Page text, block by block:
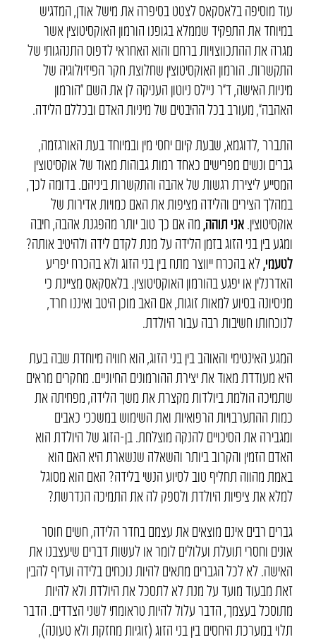
עוד מוסיפה בלאסקאס לצטט בסיפרה את מישל אודן, המדגיש
במיוחד את התפקיד שממלא בגופנו הורמון האוקסיטוצין אשר
מגרה את ההתכווצויות ברחם והוא האחראי לדפוס התנהגותי של
התקשרות. הורמון האוקסיטוצין שחלוצת חקר הפיזיולוגיה של
מיניות האישה, ד”ר ניילס ניוטון העניקה לן את השם “הורמון
האהבה”, מעורב בכל ההיבטים של מיניות האדם ובכללם הלידה.
התברר ,לדוגמא, שבעת קיום יחסי מין ובמיוחד בעת האורגזמה,
גברים ונשים מפרישים כאחד רמות גבוהות מאוד של אוקסיטוצין
המסייע ליצירת רגשות של אהבה והתקשרות ביניהם. בדומה לכך,
במהלך הצירים והלידה מציפות את האם כמויות אדירות של
אוקסיטוצין.אני תוהה,מה אם כך טוב יותר מהפגנת אהבה, חיבה
ומגע בין בני הזוג בזמן הלידה על מנת לקדם לידה ולהיטיב אותה?
לטעמי,לא בהכרח ייווצר מתח בין בני הזוג ולא בהכרח יפריע
האדרנלין או יפגע בהורמון האוקסיטוצין. בלאסקאס מציינת כי
מניסיונה בסיוע למאות זוגות, אם האב מוכן היטב ואיננו חרד,
לנוכחותו חשיבות רבה עבור היולדת.
המגע האינטימי והאוהב בין בני הזוג, הוא חוויה מיוחדת שבה בעת
היא מעודדת מאוד את יצירת ההורמונים החיוניים. מחקרים מראים
שתמיכה הולמת ביולדות מקצרת את משך הלידה, מפחיתה את
כמות ההתערבויות הרפואיות ואת השימוש במשככי כאבים
ומגבירה את הסיכויים להנקה מוצלחת. בן-הזוג של היולדת הוא
האדם הזמין והקרוב ביותר והשאלה שנשארת היא האם הוא
באמת מהווה תחליף טוב לסיוע הנשי בלידה? האם הוא מסוגל
למלא את ציפיות היולדת ולספק לה את התמיכה הנדרשת?
גברים רבים אינם מוצאים את עצמם בחדר הלידה, חשים חוסר
אונים וחסרי תועלת ועלולים לומר או לעשות דברים שיעצבנו את
האישה. לא לכל הגברים מתאים להיות נוכחים בלידה ועדיף להבין
זאת מבעוד מועד על מנת לא לתסכל את היולדת ולא להיות
מתוסכל בעצמך, הדבר עלול להיות טראומתי לשני הצדדים. הדבר
תלוי במערכת היחסים בין בני הזוג (זוגיות מחזקת ולא טעונה),